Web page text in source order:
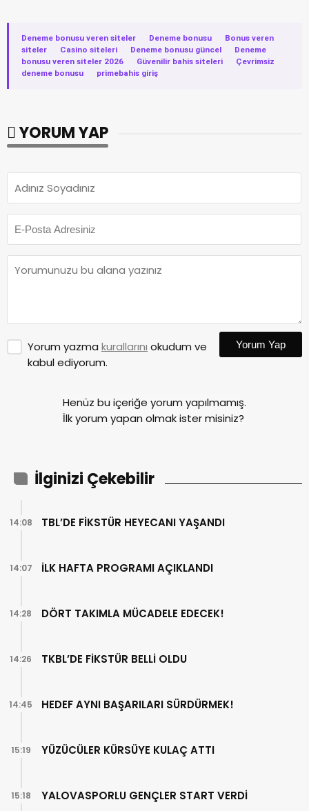
Deneme bonusu veren siteler · Deneme bonusu ·
Bonus veren
siteler
· Casino siteleri · Deneme bonusu güncel ·
Deneme
bonusu veren siteler 2026
· Güvenilir bahis siteleri ·
Çevrimsiz
deneme bonusu
· primebahis giriş
YORUM YAP
Yorum yazma kurallarını okudum ve
kabul ediyorum.
Yorum Yap
Henüz bu içeriğe yorum yapılmamış.
İlk yorum yapan olmak ister misiniz?
İlginizi Çekebilir
TBL’DE FİKSTÜR HEYECANI YAŞANDI
14:08
İLK HAFTA PROGRAMI AÇIKLANDI
14:07
DÖRT TAKIMLA MÜCADELE EDECEK!
14:28
TKBL’DE FİKSTÜR BELLİ OLDU
14:26
HEDEF AYNI BAŞARILARI SÜRDÜRMEK!
14:45
YÜZÜCÜLER KÜRSÜYE KULAÇ ATTI
15:19
YALOVASPORLU GENÇLER START VERDİ
15:18